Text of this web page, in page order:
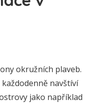
okružních plaveb.
navštíví
jako například